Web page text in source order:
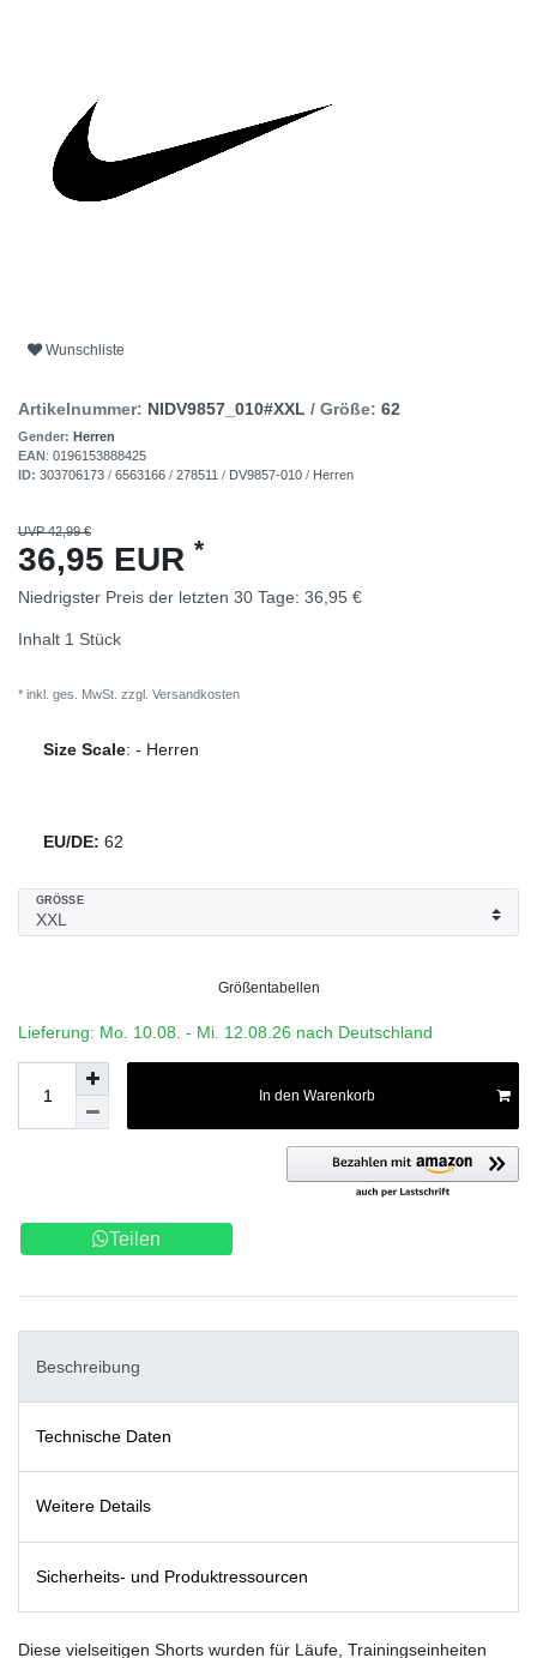
Wunschliste
Artikelnummer: NIDV9857_010#XXL / Größe: 62
Gender: Herren
EAN: 0196153888425
ID: 303706173 / 6563166 / 278511 / DV9857-010 / Herren
UVP 42,99 €
36,95 EUR *
Niedrigster Preis der letzten 30 Tage: 36,95 €
Inhalt 1 Stück
* inkl. ges. MwSt. zzgl. Versandkosten
Size Scale: - Herren
EU/DE: 62
GRÖSSE
Größentabellen
Lieferung: Mo. 10.08. - Mi. 12.08.26 nach Deutschland
In den Warenkorb
Teilen
Beschreibung
Technische Daten
Weitere Details
Sicherheits- und Produktressourcen
Diese vielseitigen Shorts wurden für Läufe, Trainingseinheiten